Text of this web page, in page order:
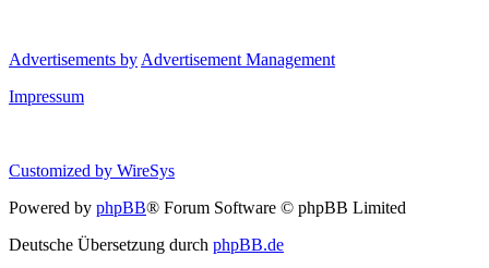
Advertisements by Advertisement Management
Impressum
Customized by WireSys
Powered by phpBB® Forum Software © phpBB Limited
Deutsche Übersetzung durch phpBB.de